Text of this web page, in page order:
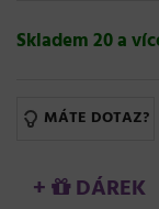
Skladem 20 a
MÁTE DOTAZ?
+ DÁREK